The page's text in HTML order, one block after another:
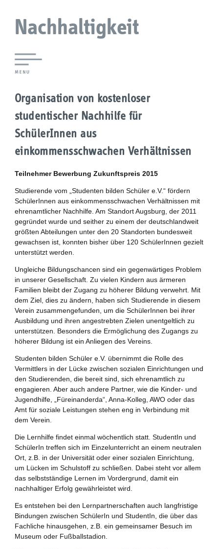
Nachhaltigkeit
Agendaforen
Zukunftsleitlinien
Nachhaltigkeitsbeirat
Berichterstattung
Biostadt
Zukunftspreis
Themen
Projekte
Zukunftstagung
Bildung für nachhaltige Entwicklung
Büro für Nachhaltigkeit
Aktuelles
Mitmachen ?
Organisation von kostenloser
studentischer Nachhilfe für
SchülerInnen aus
einkommensschwachen Verhältnissen
Teilnehmer Bewerbung Zukunftspreis 2015
Studierende vom „Studenten bilden Schüler e.V.“ fördern
SchülerInnen aus einkommensschwachen Verhältnissen mit
ehrenamtlicher Nachhilfe. Am Standort Augsburg, der 2011
gegründet wurde und seither zu einem der deutschlandweit
größten Abteilungen unter den 20 Standorten bundesweit
gewachsen ist, konnten bisher über 120 SchülerInnen gezielt
unterstützt werden.
Ungleiche Bildungschancen sind ein gegenwärtiges Problem
in unserer Gesellschaft. Zu vielen Kindern aus ärmeren
Familien bleibt der Zugang zu höherer Bildung verwehrt. Mit
dem Ziel, dies zu ändern, haben sich Studierende in diesem
Verein zusammengefunden, um die SchülerInnen bei ihrer
Ausbildung und ihren angestrebten Zielen unentgeltlich zu
unterstützen. Besonders die Ermöglichung des Zugangs zu
höherer Bildung ist ein Anliegen des Vereins.
Studenten bilden Schüler e.V. übernimmt die Rolle des
Vermittlers in der Lücke zwischen sozialen Einrichtungen und
den Studierenden, die bereit sind, sich ehrenamtlich zu
engagieren. Aber auch andere Partner, wie die Kinder- und
Jugendhilfe, „Füreinanderda“, Anna-Kolleg, AWO oder das
Amt für soziale Leistungen stehen eng in Verbindung mit
dem Verein.
Die Lernhilfe findet einmal wöchentlich statt. StudentIn und
SchülerIn treffen sich im Einzelunterricht an einem neutralen
Ort, z.B. in der Universität oder einer sozialen Einrichtung,
um Lücken im Schulstoff zu schließen. Dabei steht vor allem
das selbstständige Lernen im Vordergrund, damit ein
nachhaltiger Erfolg gewährleistet wird.
Es entstehen bei den Lernpartnerschaften auch langfristige
Bindungen zwischen SchülerIn und StudentIn, die über das
Fachliche hinausgehen, z.B. ein gemeinsamer Besuch im
Museum oder Fußballstadion.